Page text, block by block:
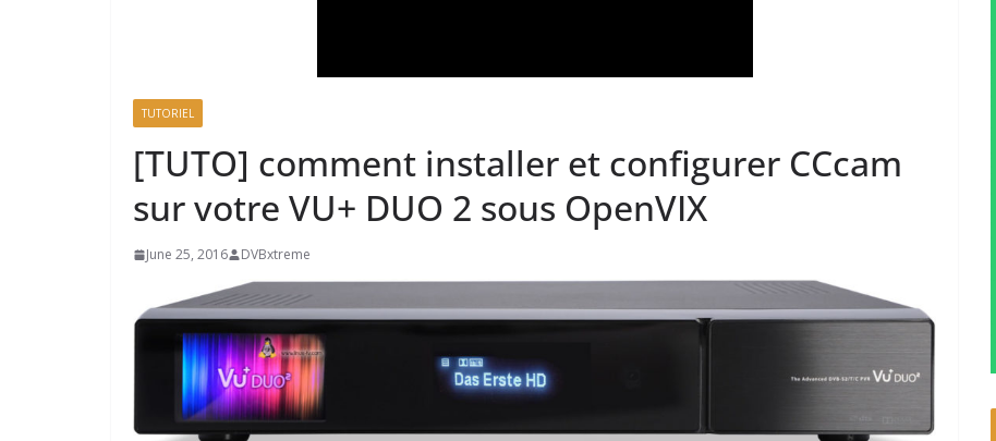
TUTORIEL
[TUTO] comment installer et configurer CCcam
sur votre VU+ DUO 2 sous OpenVIX
June 25, 2016 DVBxtreme